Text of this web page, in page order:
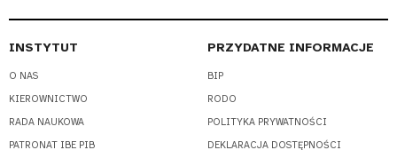
INSTYTUT
O NAS
KIEROWNICTWO
RADA NAUKOWA
PATRONAT IBE PIB
PRZYDATNE INFORMACJE
BIP
RODO
POLITYKA PRYWATNOŚCI
DEKLARACJA DOSTĘPNOŚCI